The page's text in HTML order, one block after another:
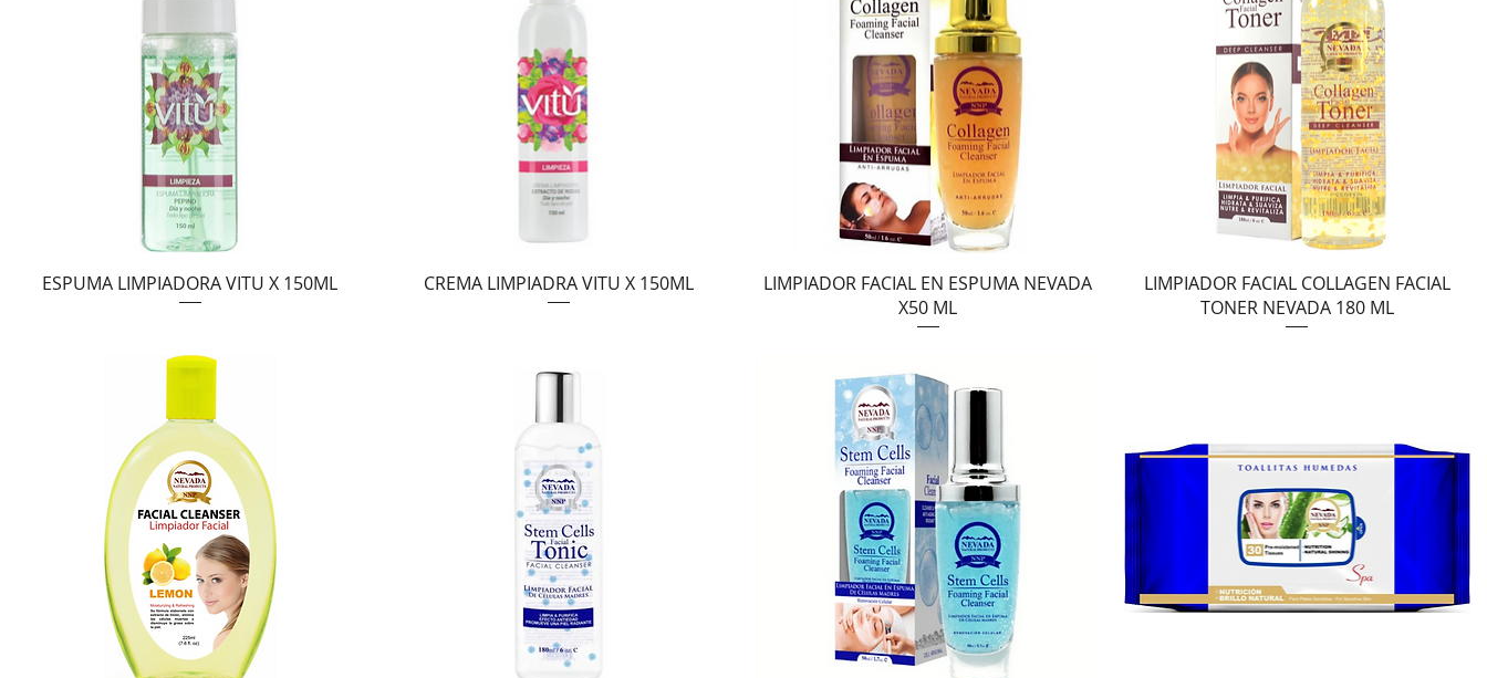
Vista rápida
ESPUMA LIMPIADORA VITU X 150ML Vista rápida
CREMA LIMPIADRA VITU X 150ML Vista rápida
LIMPIADOR FACIAL EN ESPUMA NEVADA
X50 ML
Vista rápida
LIMPIADOR FACIAL COLLAGEN FACIAL
TONER NEVADA 180 ML